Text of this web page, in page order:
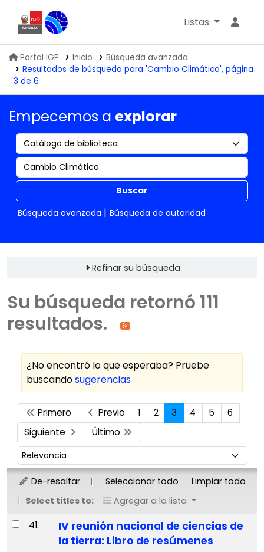
Biblioteca IGP
Listas
Portal IGP Inicio
Búsqueda avanzada
Resultados de búsqueda para 'Cambio Climático', página
3 de 6
Empecemos a explorar
Buscar
Búsqueda avanzada
Búsqueda de autoridad
Refinar su búsqueda
Su búsqueda retornó 111
resultados.
¿No encontró lo que esperaba? Pruebe
buscandosugerencias
Ordenar
Primero Previo 1 2 3 4 5
6
Siguiente
Último
Ordenar por:
De-resaltar Seleccionar todo
Limpiar todo
Select titles to:
Agregar a la lista
Resultados
41.
IV reunión nacional de ciencias de
la tierra: Libro de resúmenes